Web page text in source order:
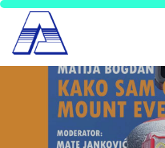
Skip
to
content